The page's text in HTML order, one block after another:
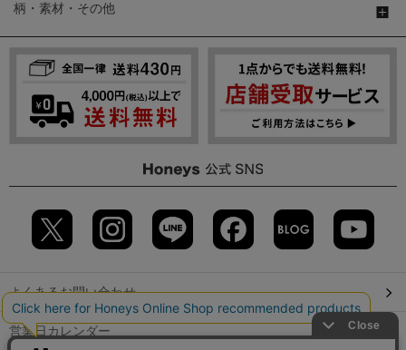
柄・素材・その他
よくあるお問い合わせ
営業日カレンダー